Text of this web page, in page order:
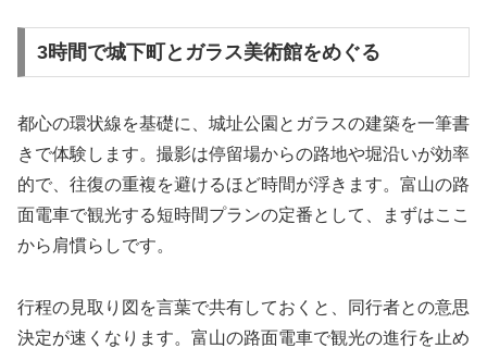
3時間で城下町とガラス美術館をめぐる
都心の環状線を基礎に、城址公園とガラスの建築を一筆書
きで体験します。撮影は停留場からの路地や堀沿いが効率
的で、往復の重複を避けるほど時間が浮きます。富山の路
面電車で観光する短時間プランの定番として、まずはここ
から肩慣らしです。
行程の見取り図を言葉で共有しておくと、同行者との意思
決定が速くなります。富山の路面電車で観光の進行を止め